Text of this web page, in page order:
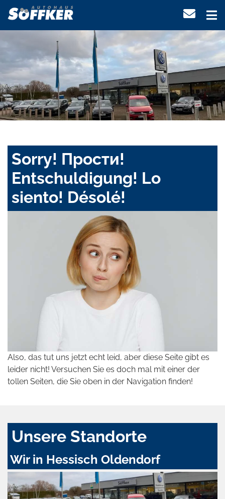
Sorry! Прости!
Entschuldigung! Lo
siento! Désolé!
Also, das tut uns jetzt echt leid, aber diese Seite gibt es
leider nicht! Versuchen Sie es doch mal mit einer der
tollen Seiten, die Sie oben in der Navigation finden!
Unsere Standorte
Wir in Hessisch Oldendorf